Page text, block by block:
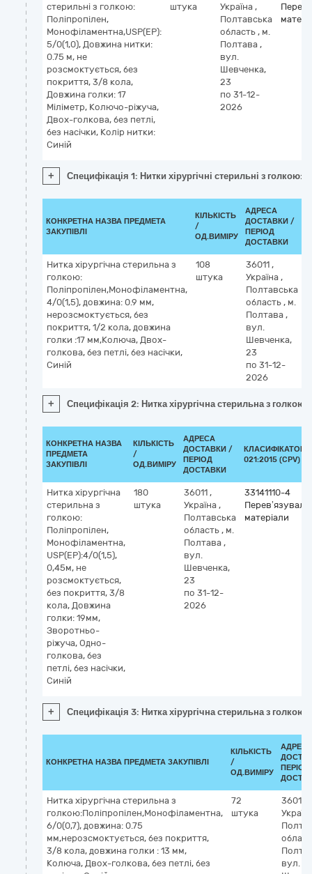
стерильні з голкою:
Поліпропілен,
Монофіламентна,USP(EP):
5/0(1,0), Довжина нитки:
0.75 м, не
розсмоктується, без
покриття, 3/8 кола,
Довжина голки: 17
Міліметр, Колючо-ріжуча,
Двох-голкова, без петлі,
без насічки, Колір нитки:
Синій
штука
Україна ,
Полтавська
область , м.
Полтава ,
вул.
Шевченка,
23
по 31-12-
2026
+ Специфікація 1: Нитки хірургічні стерильні з
КОНКРЕТНА НАЗВА ПРЕДМЕТА
ЗАКУПІВЛІ
КІЛЬКІСТЬ
/
ОД.ВИМІРУ
АДРЕСА
ДОСТАВКИ /
ПЕРІОД
ДОСТАВКИ
Нитка хірургічна стерильна з
голкою:
Поліпропілен,Монофіламентна,
4/0(1,5), довжина: 0.9 мм,
нерозсмоктується, без
покриття, 1/2 кола, довжина
голки :17 мм,Колюча, Двох-
голкова, без петлі, без насічки,
Синій
108
штука
36011 ,
Україна ,
Полтавська
область , м.
Полтава ,
вул.
Шевченка,
23
по 31-12-
2026
+ Специфікація 2: Нитка хірургічна стерильна з
КОНКРЕТНА НАЗВА
ПРЕДМЕТА
ЗАКУПІВЛІ
КІЛЬКІСТЬ
/
ОД.ВИМІРУ
АДРЕСА
ДОСТАВКИ /
ПЕРІОД
ДОСТАВКИ
КЛАСИФІКАТОР
021:2015 (CPV)
Нитка хірургічна
стерильна з
голкою:
Поліпропілен,
Монофіламентна,
USP(EP):4/0(1,5),
0,45м, не
розсмоктується,
без покриття, 3/8
кола, Довжина
голки: 19мм,
Зворотньо-
ріжуча, Одно-
голкова, без
петлі, без насічки,
Синій
180
штука
36011 ,
Україна ,
Полтавська
область , м.
Полтава ,
вул.
Шевченка,
23
по 31-12-
2026
33141110-4
матеріали
+ Специфікація 3: Нитка хірургічна стерильна з
КОНКРЕТНА НАЗВА ПРЕДМЕТА ЗАКУПІВЛІ
КІЛЬКІСТЬ
/
ОД.ВИМІРУ
АДРЕСА
ПЕРІОД
Нитка хірургічна стерильна з
голкою:Поліпропілен,Монофіламентна,
6/0(0,7), довжина: 0.75
мм,нерозсмоктується, без покриття,
3/8 кола, довжина голки : 13 мм,
Колюча, Двох-голкова, без петлі, без
72
штука
36011
вул.